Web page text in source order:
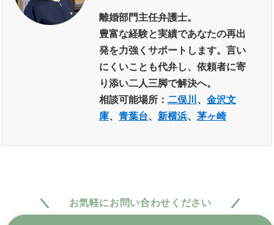
離婚部門主任弁護士。
豊富な経験と実績であなたの再出
発を力強くサポートします。言い
にくいことも代弁し、依頼者に寄
り添い二人三脚で解決へ。
相談可能場所： 二俣川 、 金沢文
庫、 青葉台、 新横浜、 茅ヶ崎
お気軽にお問い合わせください